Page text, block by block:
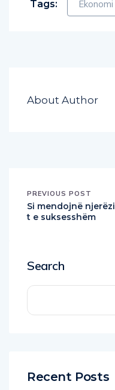
Tags: Ekonomi
About Author
PREVIOUS POST
Si mendojnë njerëzi
t e suksesshëm
Search
Recent Posts